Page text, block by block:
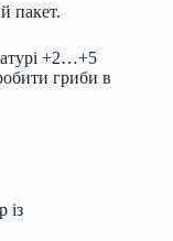
пакет.
+2…+5
гриби в
із